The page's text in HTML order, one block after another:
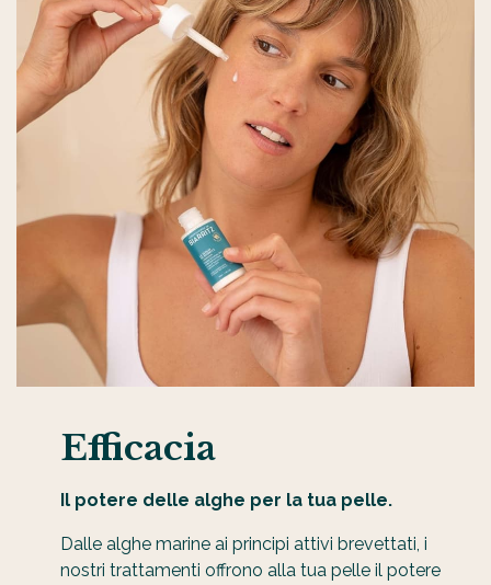
Efficacia
Il potere delle alghe per la tua pelle.
Dalle alghe marine ai principi attivi brevettati, i
nostri trattamenti offrono alla tua pelle il potere